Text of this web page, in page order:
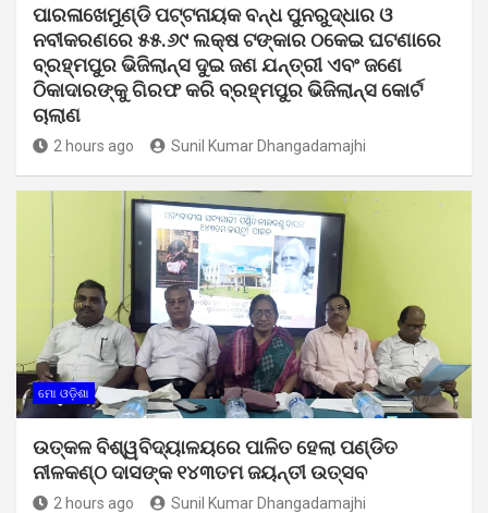
ପାରଳାଖେମୁଣ୍ଡି ପଟ୍ଟନାୟକ ବନ୍ଧ ପୁନରୁଦ୍ଧାର ଓ
ନବୀକରଣରେ ୫୫.୬୯ ଲକ୍ଷ ଟଙ୍କାର ଠକେଇ ଘଟଣାରେ
ବ୍ରହ୍ମପୁର ଭିଜିଲାନ୍ସ ଦୁଇ ଜଣ ଯନ୍ତ୍ରୀ ଏବଂ ଜଣେ
ଠିକାଦାରଙ୍କୁ ଗିରଫ କରି ବ୍ରହ୍ମପୁର ଭିଜିଲାନ୍ସ କୋର୍ଟ
ଚାଲାଣ
2 hours ago Sunil Kumar Dhangadamajhi
ମୋ ଓଡ଼ିଶା
ଉତ୍କଳ ବିଶ୍ୱବିଦ୍ୟାଳୟରେ ପାଳିତ ହେଲା ପଣ୍ଡିତ
ନୀଳକଣ୍ଠ ଦାସଙ୍କ ୧୪୩ତମ ଜୟନ୍ତୀ ଉତ୍ସବ
2 hours ago Sunil Kumar Dhangadamajhi